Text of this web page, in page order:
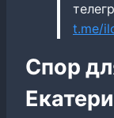
t.me/
Спор